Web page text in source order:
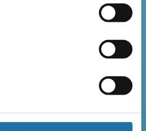
AREND MAATA